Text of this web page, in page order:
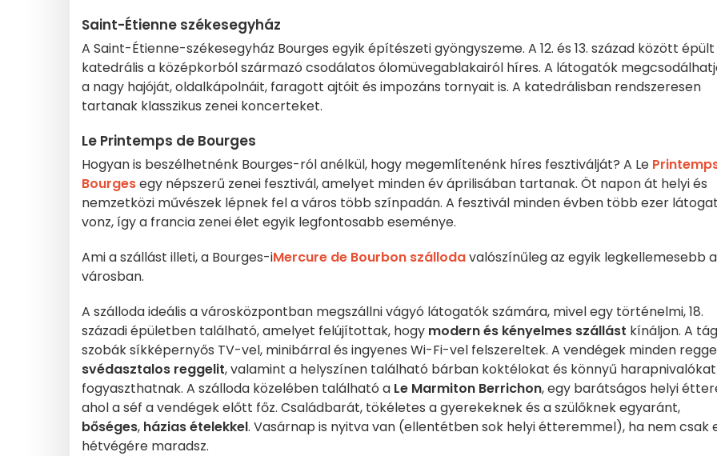
Saint-Étienne székesegyház
A Saint-Étienne-székesegyház Bourges egyik építészeti gyöngyszeme. A 12. és 13. század között épült
katedrális a középkorból származó csodálatos ólomüvegablakairól híres. A látogatók
a nagy hajóját, oldalkápolnáit, faragott ajtóit és impozáns tornyait is. A katedrálisban rendszeresen
tartanak klasszikus zenei koncerteket.
Le Printemps de Bourges
Hogyan is beszélhetnénk Bourges-ról anélkül, hogy megemlítenénk híres fesztiválját? A Le
Bourgesegy népszerű zenei fesztivál, amelyet minden év áprilisában tartanak. Öt napon át helyi és
nemzetközi művészek lépnek fel a város több színpadán. A fesztivál minden évben több ezer
vonz, így a francia zenei élet egyik legfontosabb eseménye.
Ami a szállást illeti, a Bourges-iMercure de Bourbon szállodavalószínűleg az egyik legkellemesebb a
városban.
A szálloda ideális a városközpontban megszállni vágyó látogatók számára, mivel egy történelmi, 18.
századi épületben található, amelyet felújítottak, hogy modern és kényelmes szállást kínáljon. A
szobák síkképernyős TV-vel, minibárral és ingyenes Wi-Fi-vel felszereltek. A vendégek minden
svédasztalos reggelit, valamint a helyszínen található bárban koktélokat és könnyű harapnivalókat
fogyaszthatnak. A szálloda közelében található a Le Marmiton Berrichon, egy barátságos helyi
ahol a séf a vendégek előtt főz. Családbarát, tökéletes a gyerekeknek és a szülőknek egyaránt,
bőséges, háziasételekkel. Vasárnap is nyitva van (ellentétben sok helyi étteremmel), ha nem csak
hétvégére maradsz.